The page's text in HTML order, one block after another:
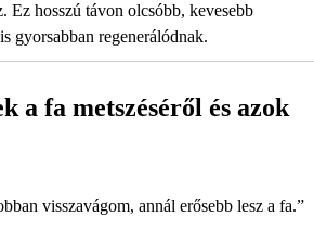
Ez hosszú távon olcsóbb, kevesebb
gyorsabban regenerálódnak.
a fa metszéséről és azok
visszavágom, annál erősebb lesz a fa.”